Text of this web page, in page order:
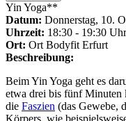
Yin Yoga**
Datum: Donnerstag, 10.
Uhrzeit: 18:30 - 19:30 Uhr
Ort: Ort Bodyfit Erfurt
Beschreibung:
Beim Yin Yoga geht es
etwa drei bis fünf Minuten
die Faszien (das Gewebe,
Körpers, wie